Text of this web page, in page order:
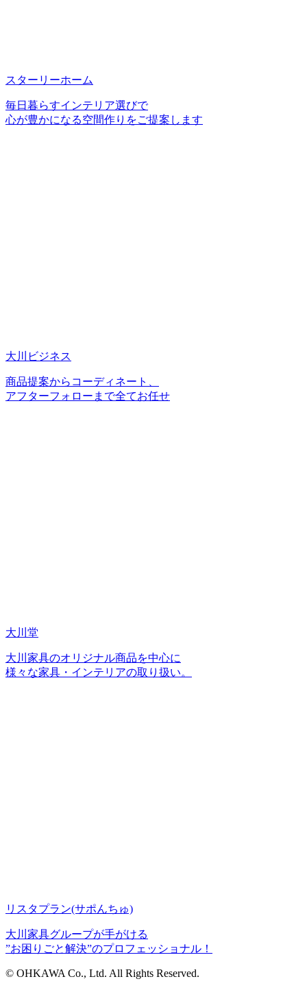
スターリーホーム
毎日暮らすインテリア選びで
心が豊かになる空間作りをご提案します
大川ビジネス
商品提案からコーディネート、
アフターフォローまで全てお任せ
大川堂
大川家具のオリジナル商品を中心に
様々な家具・インテリアの取り扱い。
リスタプラン(サポんちゅ)
大川家具グループが手がける
”お困りごと解決”のプロフェッショナル！
© OHKAWA Co., Ltd. All Rights Reserved.